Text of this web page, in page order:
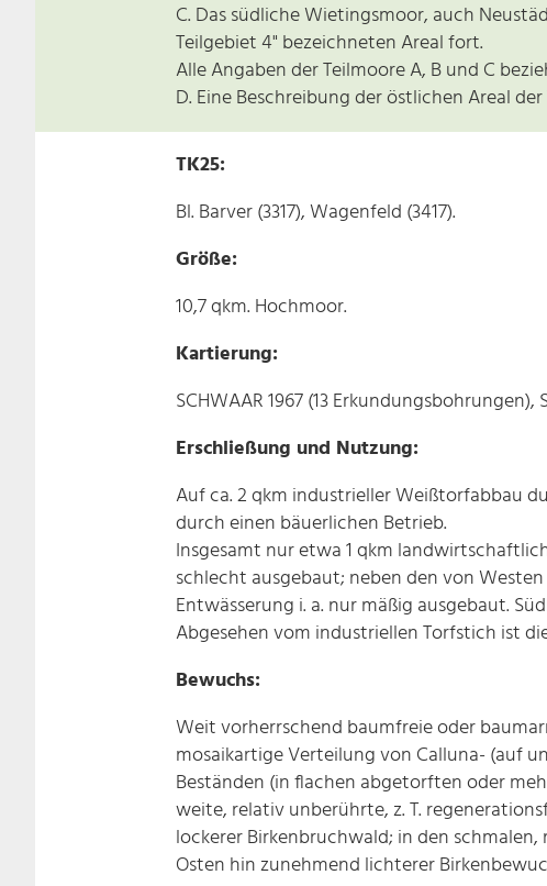
C. Das südliche Wietingsmoor, auch
Teilgebiet 4" bezeichneten Areal fort.
Alle Angaben der Teilmoore A, B und C
D. Eine Beschreibung der östlichen Areal
TK25:
Bl. Barver (3317), Wagenfeld (3417).
Größe:
10,7 qkm. Hochmoor.
Kartierung:
SCHWAAR 1967 (13 Erkundungsbohrungen),
Erschließung und Nutzung:
Auf ca. 2 qkm industrieller Weißtorfabbau
durch einen bäuerlichen Betrieb.
Insgesamt nur etwa 1 qkm
schlecht ausgebaut; neben den von
Entwässerung i. a. nur mäßig ausgebaut.
Abgesehen vom industriellen Torfstich ist
Bewuchs:
Weit vorherrschend baumfreie oder
mosaikartige Verteilung von Calluna- (auf
Beständen (in flachen abgetorften oder
weite, relativ unberührte, z. T.
lockerer Birkenbruchwald; in den
Osten hin zunehmend lichterer